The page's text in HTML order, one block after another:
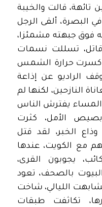
قالت والخيبة
البصرة، ألقى الرجل
فوق جبهته مشمئزا،
تسللت نسمات
كسرت حرارة الشمس
الراديو عن إذاعة
النازحين، لكنها لم
المساء يفترش الناس
الأمل، كثرت
وذاع الخبر، لقد قتل
مع الكويت، عندها
يجوبون القرى،
البيوت بالصحف، تعود
الليالي، شاخت
تكاثفت طبقات